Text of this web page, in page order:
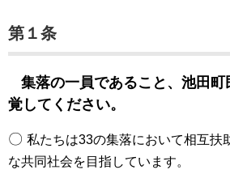
第１条
集落の一員であること、池田町
覚してください。
〇 私たちは33の集落において相互扶
な共同社会を目指しています。